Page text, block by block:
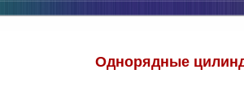
Однорядные